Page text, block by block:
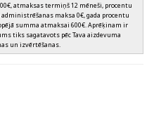
atmaksas termiņš 12 mēneši, procentu
maksa 0€, gada procentu
summa atmaksai 600€. Aprēķinam ir
tiks sagatavots pēc Tava aizdevuma
un izvērtēšanas.